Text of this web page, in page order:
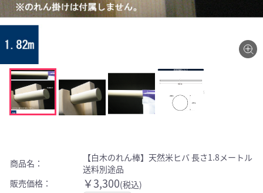
商品名：
【白木のれん棒】天然米ヒバ 長さ1.8メートル
送料別途品
販売価格：
￥3,300(税込)